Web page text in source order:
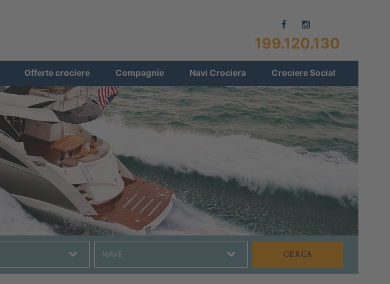
199.120.130
Offerte crociere Compagnie Navi Crociera Crociere Social